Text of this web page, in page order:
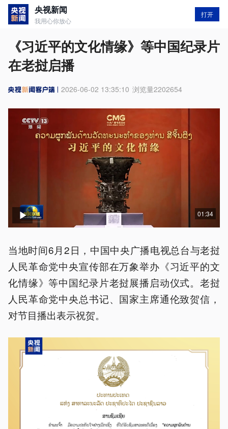
央视新闻
我用心你放心
打开
《习近平的文化情缘》等中国纪录片
在老挝启播
2026-06-02 13:35:10 浏览量2202654
01:34
当地时间6月2日，中国中央广播电视总台与老挝
人民革命党中央宣传部在万象举办《习近平的文
化情缘》等中国纪录片老挝展播启动仪式。老挝
人民革命党中央总书记、国家主席通伦致贺信，
对节目播出表示祝贺。